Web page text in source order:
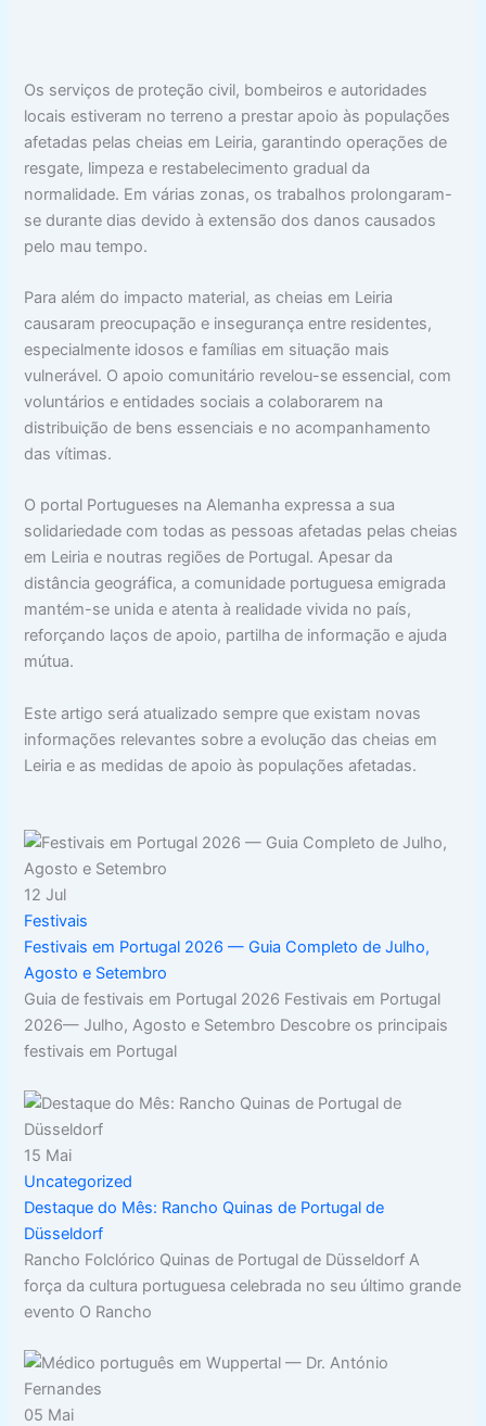
Os serviços de proteção civil, bombeiros e autoridades
locais estiveram no terreno a prestar apoio às populações
afetadas pelas cheias em Leiria, garantindo operações de
resgate, limpeza e restabelecimento gradual da
normalidade. Em várias zonas, os trabalhos prolongaram-
se durante dias devido à extensão dos danos causados
pelo mau tempo.
Para além do impacto material, as cheias em Leiria
causaram preocupação e insegurança entre residentes,
especialmente idosos e famílias em situação mais
vulnerável. O apoio comunitário revelou-se essencial, com
voluntários e entidades sociais a colaborarem na
distribuição de bens essenciais e no acompanhamento
das vítimas.
O portal Portugueses na Alemanha expressa a sua
solidariedade com todas as pessoas afetadas pelas cheias
em Leiria e noutras regiões de Portugal. Apesar da
distância geográfica, a comunidade portuguesa emigrada
mantém-se unida e atenta à realidade vivida no país,
reforçando laços de apoio, partilha de informação e ajuda
mútua.
Este artigo será atualizado sempre que existam novas
informações relevantes sobre a evolução das cheias em
Leiria e as medidas de apoio às populações afetadas.
12 Jul
Festivais
Festivais em Portugal 2026 — Guia Completo de Julho,
Agosto e Setembro
Guia de festivais em Portugal 2026 Festivais em Portugal
2026— Julho, Agosto e Setembro Descobre os principais
festivais em Portugal
15 Mai
Uncategorized
Destaque do Mês: Rancho Quinas de Portugal de
Düsseldorf
Rancho Folclórico Quinas de Portugal de Düsseldorf A
força da cultura portuguesa celebrada no seu último grande
evento O Rancho
05 Mai